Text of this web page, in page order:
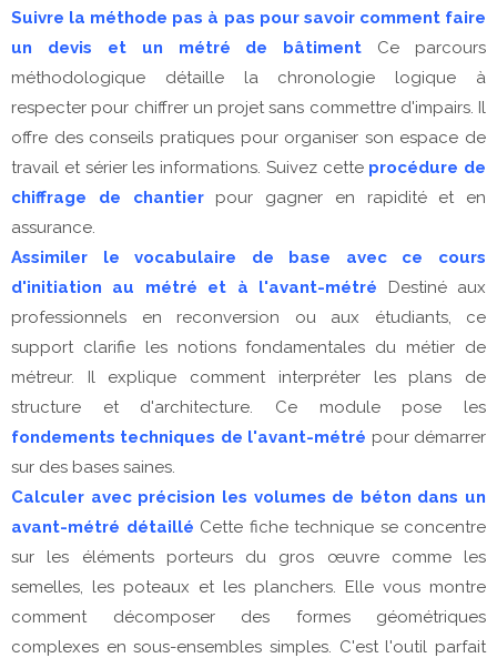
Suivre la méthode pas à pas pour savoir comment faire
un devis et un métré de bâtiment Ce parcours
méthodologique détaille la chronologie logique à
respecter pour chiffrer un projet sans commettre d'impairs. Il
offre des conseils pratiques pour organiser son espace de
travail et sérier les informations. Suivez cette procédure de
chiffrage de chantierpour gagner en rapidité et en
assurance.
Assimiler le vocabulaire de base avec ce cours
d'initiation au métré et à l'avant-métré Destiné aux
professionnels en reconversion ou aux étudiants, ce
support clarifie les notions fondamentales du métier de
métreur. Il explique comment interpréter les plans de
structure et d'architecture. Ce module pose les
fondements techniques de l'avant-métré pour démarrer
sur des bases saines.
Calculer avec précision les volumes de béton dans un
avant-métré détaillé Cette fiche technique se concentre
sur les éléments porteurs du gros œuvre comme les
semelles, les poteaux et les planchers. Elle vous montre
comment décomposer des formes géométriques
complexes en sous-ensembles simples. C'est l'outil parfait